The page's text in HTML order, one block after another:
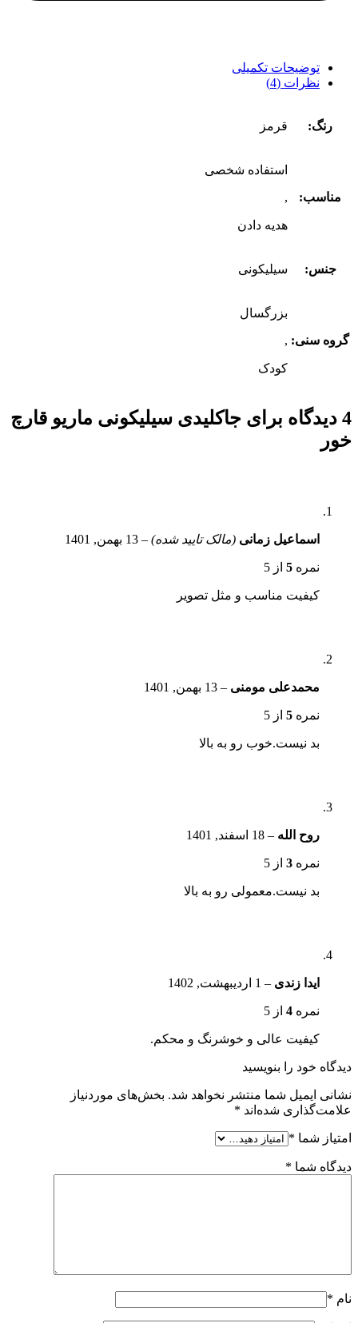
توضیحات تکمیلی
نظرات (4)
رنگ: قرمز
مناسب:
استفاده شخصی
,
هدیه دادن
جنس: سیلیکونی
گروه سنی:
بزرگسال
,
کودک
4 دیدگاه برای
جاکلیدی سیلیکونی ماریو قارچ
خور
اسماعیل زمانی (مالک تایید شده) – 13 بهمن, 1401
نمره 5 از 5
کیفیت مناسب و مثل تصویر
محمدعلی مومنی – 13 بهمن, 1401
نمره 5 از 5
بد نیست.خوب رو به بالا
روح الله – 18 اسفند, 1401
نمره 3 از 5
بد نیست.معمولی رو به بالا
ایدا زندی – 1 اردیبهشت, 1402
نمره 4 از 5
کیفیت عالی و خوشرنگ و محکم.
دیدگاه خود را بنویسید
نشانی ایمیل شما منتشر نخواهد شد. بخش‌های موردنیاز
علامت‌گذاری شده‌اند *
امتیاز شما *
دیدگاه شما *
نام *